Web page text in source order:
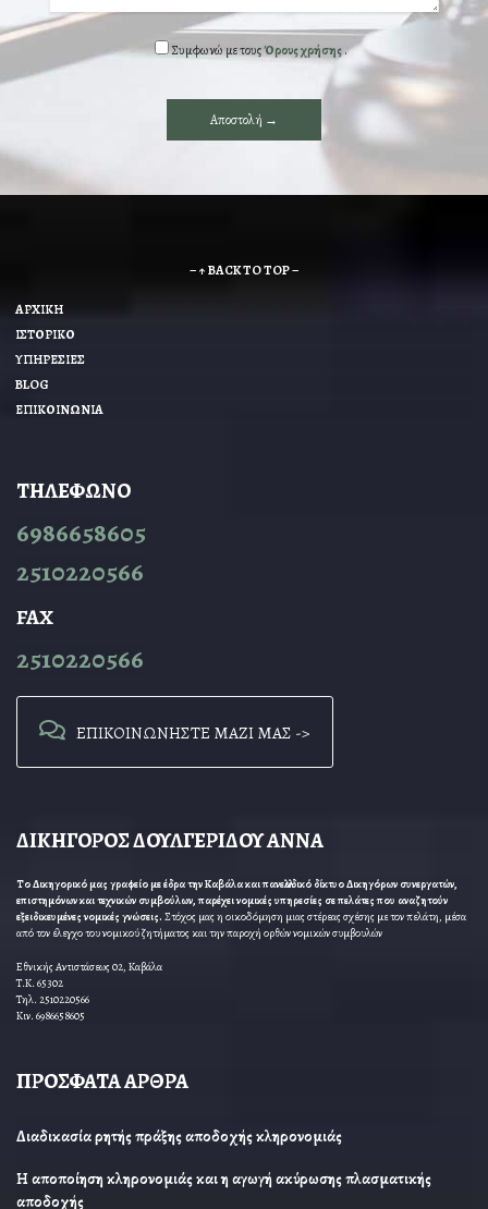
Συμφωνώ με τουςΌρους χρήσης.
– ↑ BACK TO TOP –
ΑΡΧΙΚΗ
ΙΣΤΟΡΙΚΟ
ΥΠΗΡΕΣΙΕΣ
BLOG
ΕΠΙΚΟΙΝΩΝΙΑ
ΤΗΛΕΦΩΝΟ
6986658605
2510220566
FAX
2510220566
ΕΠΙΚΟΙΝΩΝΗΣΤΕ ΜΑΖΙ ΜΑΣ ->
ΔΙΚΗΓΟΡΟΣ ΔΟΥΛΓΕΡΙΔΟΥ ΑΝΝΑ
Το Δικηγορικό μας γραφείο με έδρα την Καβάλα και πανελλαδικό δίκτυο Δικηγόρων συνεργατών,
επιστημόνων και τεχνικών συμβούλων, παρέχει νομικές υπηρεσίες σε πελάτες που αναζητούν
εξειδικευμένες νομικές γνώσεις. Στόχος μας η οικοδόμηση μιας στέρεας σχέσης με τον πελάτη, μέσα
από τον έλεγχο του νομικού ζητήματος και την παροχή ορθών νομικών συμβουλών
Εθνικής Αντιστάσεως 02, Καβάλα
Τ.Κ. 65302
Τηλ. 2510220566
Κιν. 6986658605
ΠΡΟΣΦΑΤΑ ΑΡΘΡΑ
Διαδικασία ρητής πράξης αποδοχής κληρονομιάς
Η αποποίηση κληρονομιάς και η αγωγή ακύρωσης πλασματικής
αποδοχής